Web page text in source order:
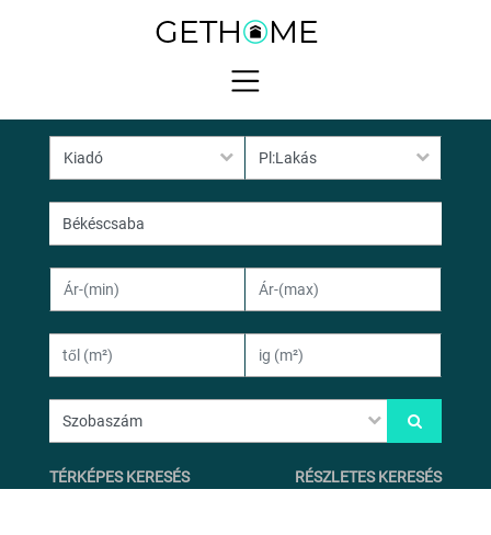
TÉRKÉPES KERESÉS RÉSZLETES KERESÉS